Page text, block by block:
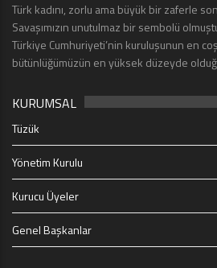
Türk kadını, zorlu ama büyük bir zaferle
Savaşımızın unutulmaz bir sembolü
Türkiye Cumhuriyeti’nin kuruluşunun en
bütünlüğümüzün en yüksek düzeyde
KURUMSAL
Tüzük
Yönetim Kurulu
Kurucu Üyeler
Genel Başkanlar